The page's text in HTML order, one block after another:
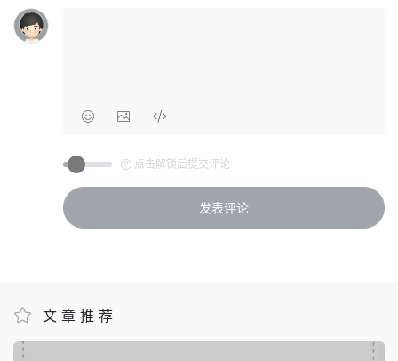
点击解锁后提交评论
文章推荐